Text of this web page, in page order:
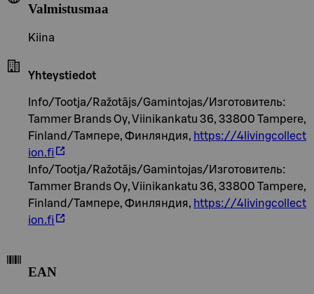
Valmistusmaa
Kiina
Yhteystiedot
Info/Tootja/Ražotājs/Gamintojas/Изготовитель:
Tammer Brands Oy, Viinikankatu 36, 33800 Tampere,
Finland/Тампере, Финляндия, https://4livingcollect
ion.fi
Info/Tootja/Ražotājs/Gamintojas/Изготовитель:
Tammer Brands Oy, Viinikankatu 36, 33800 Tampere,
Finland/Тампере, Финляндия, https://4livingcollect
ion.fi
EAN